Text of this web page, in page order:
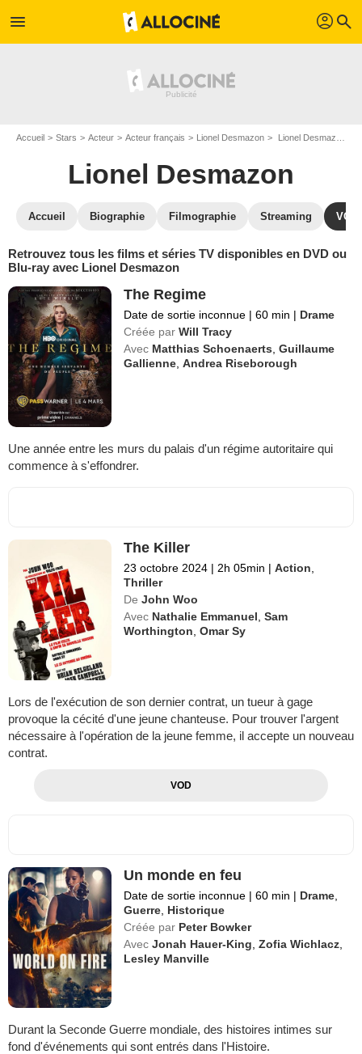
menu profil search
Accueil Stars Acteur Acteur français Lionel Desmazon Lionel Desmazon : ses Blu-Ray, DVD, VOD, SVOD
Lionel Desmazon
Accueil Biographie Filmographie Streaming
Retrouvez tous les films et séries TV disponibles en DVD ou
Blu-ray avec Lionel Desmazon
The Regime
Date de sortie inconnue | 60 min | Drame
Créée par Will Tracy
Avec Matthias Schoenaerts ,Guillaume
Gallienne ,Andrea Riseborough
Une année entre les murs du palais d'un régime autoritaire qui
commence à s'effondrer.
The Killer
23 octobre 2024 | 2h 05min | Action
Thriller
De John Woo
Avec Nathalie Emmanuel ,Sam
Worthington ,Omar Sy
Lors de l'exécution de son dernier contrat, un tueur à gage
provoque la cécité d'une jeune chanteuse. Pour trouver l'argent
nécessaire à l'opération de la jeune femme, il accepte un nouveau
contrat.
VOD
Un monde en feu
Date de sortie inconnue | 60 min | Drame
Guerre Historique
Créée par Peter Bowker
Avec Jonah Hauer-King ,Zofia Wichlacz
Lesley Manville
Durant la Seconde Guerre mondiale, des histoires intimes sur
fond d'événements qui sont entrés dans l'Histoire.